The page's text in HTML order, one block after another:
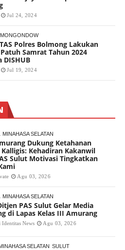
Jul 24, 2024
Polres Bolmong Lakukan
Samrat Tahun 2024
DISHUB
Jul 19, 2024
MINAHASA SELATAN
Dukung Ketahanan
Kalligis: Kehadiran Kakanwil
Sulut Motivasi Tingkatkan
Agu 03, 2026
MINAHASA SELATAN
PAS Sulut Gelar Media
di Lapas Kelas III Amurang
Identitas News Agu 03, 2026
SELATAN SULUT